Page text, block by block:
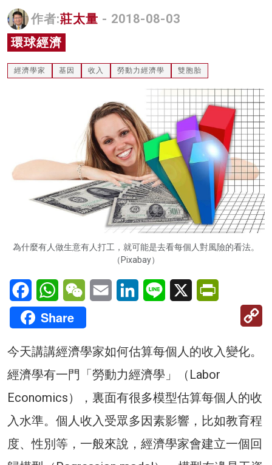
名家榜
灼見活動
關於我們
作者:莊太量 - 2018-08-03
環球經濟
經濟學家 基因 收入 勞動力經濟學 雙胞胎
為什麼有人做生意有人打工，就可能是去看每個人對風險的看法。
（Pixabay）
FacebookWhatsAppWeChatEmail LinkedInLine X
Share
今天講講經濟學家如何估算每個人的收入變化。
經濟學有一門「勞動力經濟學」（Labor
Economics），裏面有很多模型估算每個人的收
入水準。個人收入受眾多因素影響，比如教育程
度、性別等，一般來說，經濟學家會建立一個回